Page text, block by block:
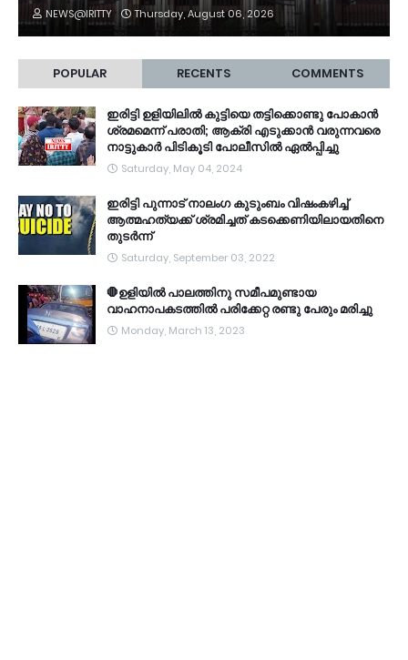
NEWS@IRITTY Thursday, August 06, 2026
POPULAR RECENTS COMMENTS
ഇരിട്ടി ഉളിയിലിൽ കുട്ടിയെ തട്ടിക്കൊണ്ടു പോകാൻ
ശ്രമമെന്ന് പരാതി; ആക്രി എടുക്കാൻ വരുന്നവരെ
നാട്ടുകാർ പിടികൂടി പോലീസിൽ ഏൽപ്പിച്ചു
Saturday, May 04, 2024
ഇരിട്ടി പുന്നാട് നാലംഗ കുടുംബം വിഷംകഴിച്ച്‌
ആത്മഹത്യക്ക് ശ്രമിച്ചത് കടക്കെണിയിലായതിനെ
തുടർന്ന്
Saturday, September 03, 2022
🛑ഉളിയിൽ പാലത്തിനു സമീപമുണ്ടായ
വാഹനാപകടത്തിൽ പരിക്കേറ്റ രണ്ടു പേരും മരിച്ചു
Monday, March 13, 2023